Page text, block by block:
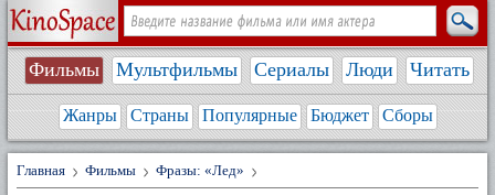
Фильмы Мультфильмы Сериалы Люди Читать
Жанры Страны Популярные Бюджет Сборы
Главная Фильмы Фразы: «Лед»